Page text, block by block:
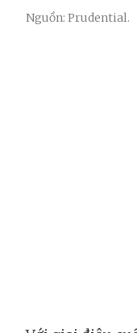
Nguồn: Prudential.